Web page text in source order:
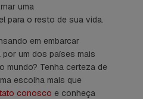
uma
para o resto de sua vida.
em embarcar
um dos países mais
mundo? Tenha certeza de
escolha mais que
conosco e conheça